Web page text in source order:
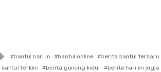
Tagged
with
bantul hari in bantul online
berita bantul terbaru
terkini
berita gunung kidul
berita hari ini jogja